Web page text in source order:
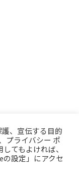
、宣伝する目的
プライバシー ポ
てもよければ、
の設定」にアクセ